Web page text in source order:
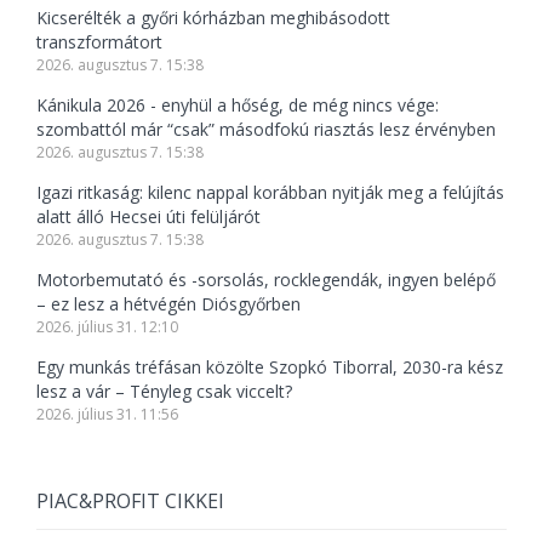
Kicserélték a győri kórházban meghibásodott
transzformátort
2026. augusztus 7. 15:38
Kánikula 2026 - enyhül a hőség, de még nincs vége:
szombattól már “csak” másodfokú riasztás lesz érvényben
2026. augusztus 7. 15:38
Igazi ritkaság: kilenc nappal korábban nyitják meg a felújítás
alatt álló Hecsei úti felüljárót
2026. augusztus 7. 15:38
Motorbemutató és -sorsolás, rocklegendák, ingyen belépő
– ez lesz a hétvégén Diósgyőrben
2026. július 31. 12:10
Egy munkás tréfásan közölte Szopkó Tiborral, 2030-ra kész
lesz a vár – Tényleg csak viccelt?
2026. július 31. 11:56
PIAC&PROFIT CIKKEI